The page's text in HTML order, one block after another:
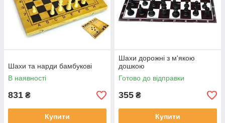
Шахи та нарди бамбукові
В наявності
831 ₴
Купити
Шахи дорожні з м'якою
дошкою
Готово до відправки
355 ₴
Купити